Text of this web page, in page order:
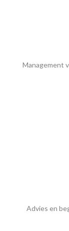
Management
Advies en